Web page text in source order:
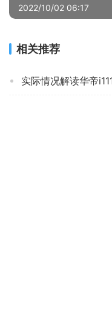
2022/10/02 06:17
相关推荐